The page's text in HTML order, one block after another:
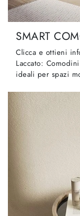
SMART
Clicca e ottieni
Laccato:
ideali per spazi